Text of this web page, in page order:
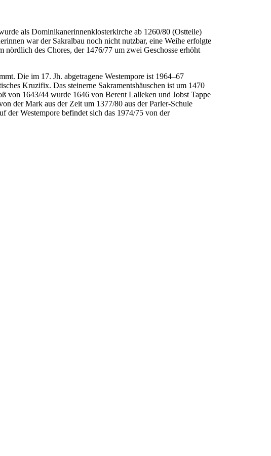
als Dominikanerinnenklosterkirche ab 1260/80 (Ostteile)
war der Sakralbau noch nicht nutzbar, eine Weihe erfolgte
nördlich des Chores, der 1476/77 um zwei Geschosse erhöht
Die im 17. Jh. abgetragene Westempore ist 1964–67
Kruzifix. Das steinerne Sakramentshäuschen ist um 1470
von 1643/44 wurde 1646 von Berent Lalleken und Jobst Tappe
der Mark aus der Zeit um 1377/80 aus der Parler-Schule
der Westempore befindet sich das 1974/75 von der